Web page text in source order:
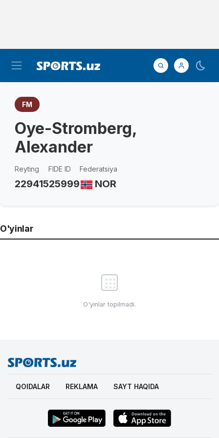
FM
Oye-Stromberg,
Alexander
Reyting
2294
FIDE ID
1525999
Federatsiya
NOR
O'yinlar
O'yinlar topilmadi.
QOIDALAR REKLAMA SAYT HAQIDA